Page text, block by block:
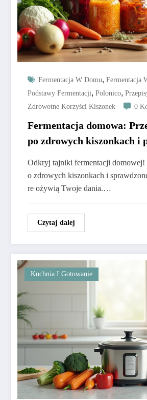
Fermentacja W Domu, Fermentacja
Podstawy Fermentacji, Polonico,
Zdrowotne Korzyści Kiszonek 0
Fermentacja domowa:
po zdrowych kiszonkach i
Odkryj tajniki fermentacji domowej!
o zdrowych kiszonkach i
re ożywią Twoje dania.…
Czytaj dalej
Kuchnia I Gotowanie